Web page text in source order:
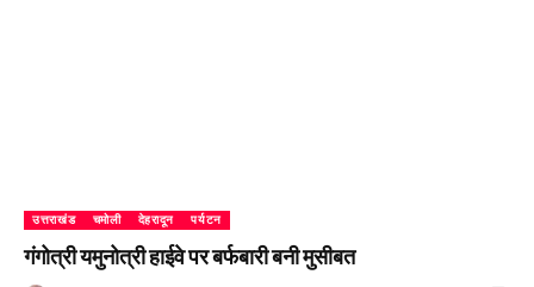
उत्तराखंड चमोली देहरादून पर्यटन
गंगोत्री यमुनोत्री हाईवे पर बर्फबारी बनी मुसीबत